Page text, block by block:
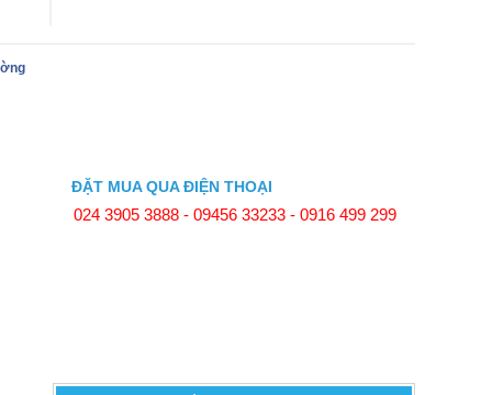
ĐẶT MUA QUA ĐIỆN THOẠI
024 3905 3888 - 09456 33233 - 0916 499 299